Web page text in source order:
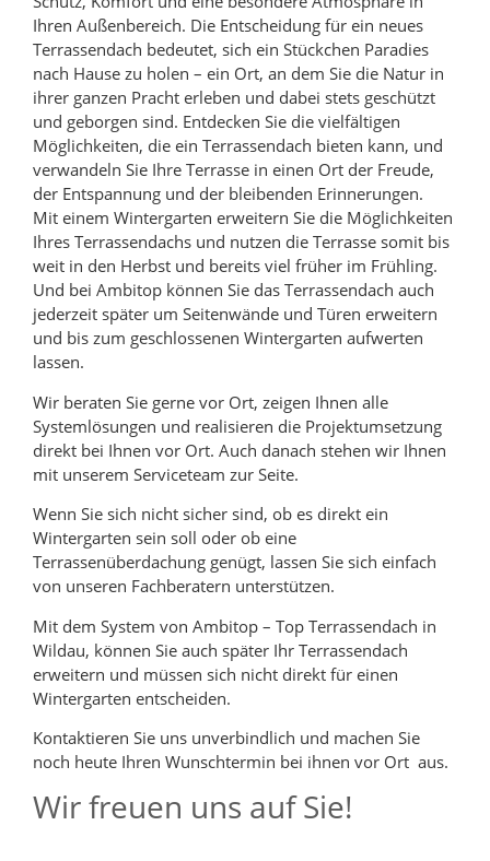
Ihren Außenbereich. Die Entscheidung für ein neues
Terrassendach bedeutet, sich ein Stückchen Paradies
nach Hause zu holen – ein Ort, an dem Sie die Natur in
ihrer ganzen Pracht erleben und dabei stets geschützt
und geborgen sind. Entdecken Sie die vielfältigen
Möglichkeiten, die ein Terrassendach bieten kann, und
verwandeln Sie Ihre Terrasse in einen Ort der Freude,
der Entspannung und der bleibenden Erinnerungen.
Mit einem Wintergarten erweitern Sie die Möglichkeiten
Ihres Terrassendachs und nutzen die Terrasse somit bis
weit in den Herbst und bereits viel früher im Frühling.
Und bei Ambitop können Sie das Terrassendach auch
jederzeit später um Seitenwände und Türen erweitern
und bis zum geschlossenen Wintergarten aufwerten
lassen.
Wir beraten Sie gerne vor Ort, zeigen Ihnen alle
Systemlösungen und realisieren die Projektumsetzung
direkt bei Ihnen vor Ort. Auch danach stehen wir Ihnen
mit unserem Serviceteam zur Seite.
Wenn Sie sich nicht sicher sind, ob es direkt ein
Wintergarten sein soll oder ob eine
Terrassenüberdachung genügt, lassen Sie sich einfach
von unseren Fachberatern unterstützen.
Mit dem System von Ambitop – Top Terrassendach in
Wildau, können Sie auch später Ihr Terrassendach
erweitern und müssen sich nicht direkt für einen
Wintergarten entscheiden.
Kontaktieren Sie uns unverbindlich und machen Sie
noch heute Ihren Wunschtermin bei ihnen vor Ort aus.
Wir freuen uns auf Sie!